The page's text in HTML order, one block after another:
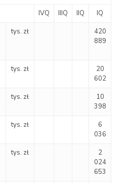
IVQ
IIIQ IIQ
IQ
tys. zł
420
889
tys. zł
20
602
tys. zł
10
398
tys. zł
6
036
tys. zł
2
024
653